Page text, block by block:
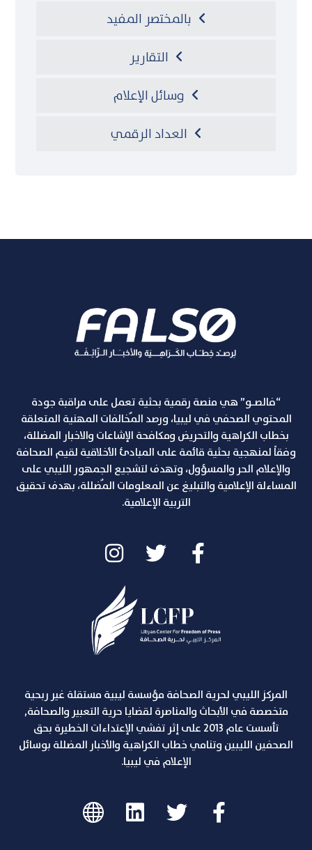
بالمختصر المفيد
التقارير
وسائل الإعلام
العداد الرقمي
“فالصـو” هي منصة رقمية بحثية تعمل على مراقبة جودة
المحتوي الصحفي في ليبيا، ورصد المٌخالفات المهنية المتعلقة
بخطاب الكراهية والتحريض ومكافحة الإشاعات والاخبار المضللة،
وفقاً لمنهجية بحثية قائمة على المبادئ الأخلاقية لقيم الصحافة
والإعلام الحر والمسؤول، وتهدف لتشجيع الجمهور الليبي على
المساءلة الإعلامية والتبليغ عن المعلومات المٌضللة، بهدف تحقيق
التربية الإعلامية.
المركز الليبي لحرية الصحافة مؤسسة ليبية مستقلة غير ربحية
متخصصة في الأبحاث والمناصرة لقضايا حرية التعبير والصحافة,
تأسست عام 2013 على إثر تفشي الإعتداءات الخطيرة بحق
الصحفين الليبين وتنامي خطاب الكراهية والأخبار المضللة بوسائل
الإعلام في ليبيا.